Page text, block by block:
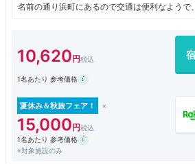
名前の通り浜町にあるので交通は便利なよう
ホテル内にチョコレートショップがあったり、
10,620
1名あたり 参考価格
夏休み＆秋旅フェア！
15,000
1名あたり 参考価格
※対象施設のみ